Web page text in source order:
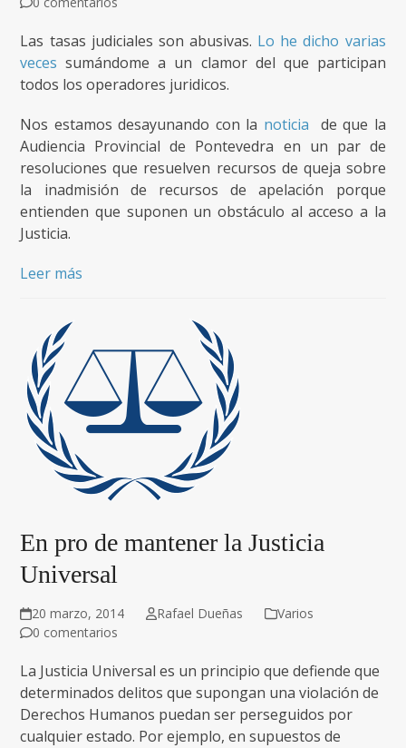
Las tasas judiciales son abusivas. Lo he dicho varias
vecessumándome a un clamor del que participan
todos los operadores juridicos.
Nos estamos desayunando con la noticia de que la
Audiencia Provincial de Pontevedra en un par de
resoluciones que resuelven recursos de queja sobre
la inadmisión de recursos de apelación porque
entienden que suponen un obstáculo al acceso a la
Justicia.
Leer más
En pro de mantener la Justicia
Universal
20 marzo, 2014 Rafael Dueñas
Varios
0 comentarios
La Justicia Universal es un principio que defiende que
determinados delitos que supongan una violación de
Derechos Humanos puedan ser perseguidos por
cualquier estado. Por ejemplo, en supuestos de